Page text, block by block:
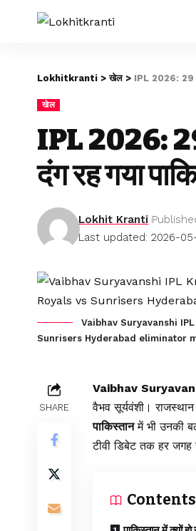
Lokhitkranti >खेल> IPL 2026: 29
खेल
IPL 2026:
दंग रह गया
Last updated: 2026-
Lokhit Kranti
Vaibhav Suryavanshi
Sunrisers Hyderabad eliminator
SHARE
Vaibhav
वैभव सूर्यवंशी।
पाकिस्तानमें भी उनकी
टीवी डिबेट तक हर
Contents